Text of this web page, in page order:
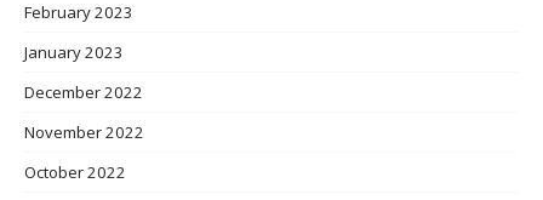
February 2023
January 2023
December 2022
November 2022
October 2022